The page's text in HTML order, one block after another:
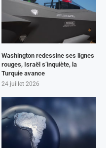
Washington redessine ses lignes
rouges, Israël s’inquiète, la
Turquie avance
24 juillet 2026